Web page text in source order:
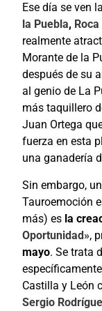
Ese día se ven
la Puebla,
realmente
Morante de la
después de su
al genio de La
más taquillero
Juan Ortega
fuerza en esta
una ganadería
Sin embargo,
Tauroemoción
más) es la
Oportunidad»,
mayo. Se trata
Castilla y León
Sergio